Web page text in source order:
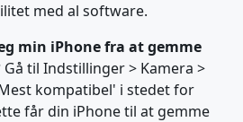
med al software.
min iPhone fra at gemme
Gå til Indstillinger > Kamera >
kompatibel' i stedet for
får din iPhone til at gemme